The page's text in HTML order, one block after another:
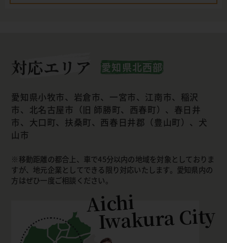
対応エリア 愛知県北西部
愛知県小牧市、岩倉市、一宮市、江南市、稲沢
市、北名古屋市（旧 師勝町、西春町）、春日井
市、大口町、扶桑町、西春日井郡（豊山町）、犬
山市
移動距離の都合上、車で45分以内の地域を対象としておりま
すが、地元企業としてできる限り対応いたします。愛知県内の
方はぜひ一度ご相談ください。
Aichi
Iwakura City